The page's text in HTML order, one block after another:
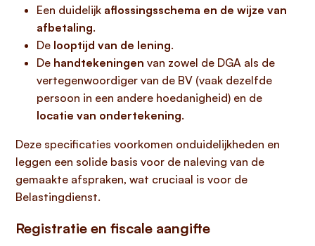
Een duidelijk aflossingsschema en de wijze van
afbetaling.
De looptijd van de lening.
De handtekeningen van zowel de DGA als de
vertegenwoordiger van de BV (vaak dezelfde
persoon in een andere hoedanigheid) en de
locatie van ondertekening.
Deze specificaties voorkomen onduidelijkheden en
leggen een solide basis voor de naleving van de
gemaakte afspraken, wat cruciaal is voor de
Belastingdienst.
Registratie en fiscale aangifte